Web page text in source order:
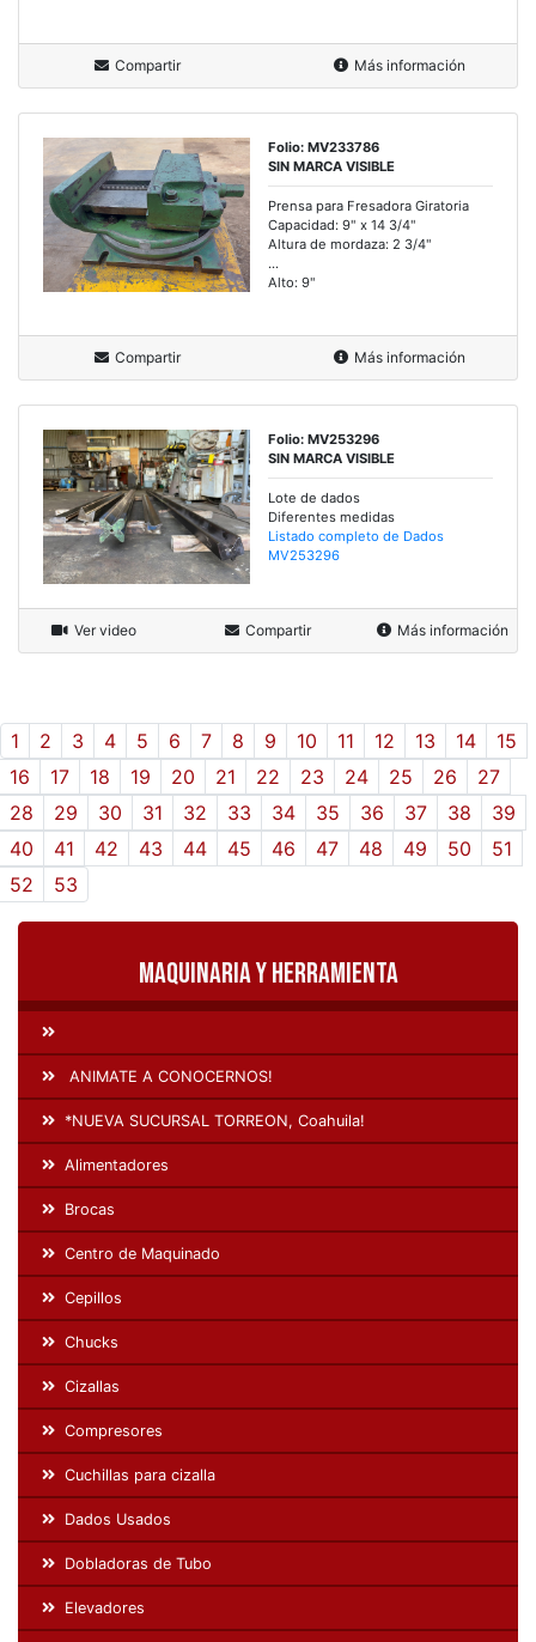
Compartir Más información
Folio: MV233786
SIN MARCA VISIBLE
Prensa para Fresadora Giratoria
Capacidad: 9" x 14 3/4"
Altura de mordaza: 2 3/4"
...
Alto: 9"
Compartir Más información
Folio: MV253296
SIN MARCA VISIBLE
Lote de dados
Diferentes medidas
Listado completo de Dados
MV253296
Ver video Compartir Más información
1 2 3 4 5 6 7 8 9 10 11 12 13 14
15
16
17 18 19 20 21 22 23 24 25 26
27
28
29 30 31 32 33 34 35 36 37 38
39
40
41 42 43 44 45 46 47 48 49 50
51
52
53
Maquinaria y Herramienta
ANIMATE A CONOCERNOS!
*NUEVA SUCURSAL TORREON, Coahuila!
Alimentadores
Brocas
Centro de Maquinado
Cepillos
Chucks
Cizallas
Compresores
Cuchillas para cizalla
Dados Usados
Dobladoras de Tubo
Elevadores